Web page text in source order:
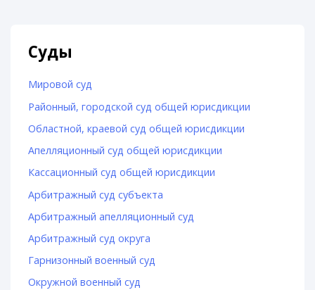
Суды
Мировой суд
Районный, городской суд общей юрисдикции
Областной, краевой суд общей юрисдикции
Апелляционный суд общей юрисдикции
Кассационный суд общей юрисдикции
Арбитражный суд субъекта
Арбитражный апелляционный суд
Арбитражный суд округа
Гарнизонный военный суд
Окружной военный суд